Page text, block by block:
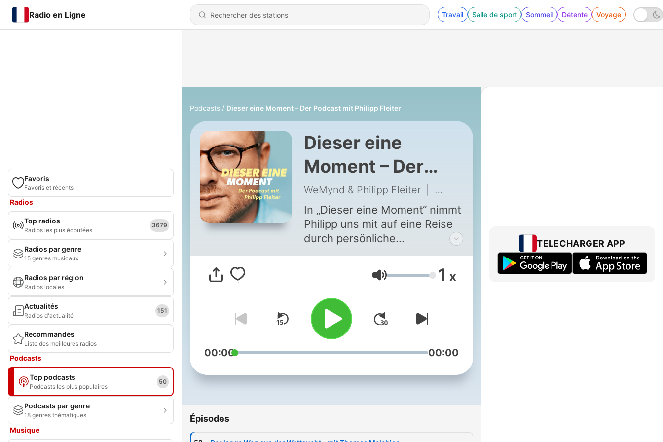
Radio en Ligne Travail Salle de sport Sommeil Détente Voyage
Favoris
Favoris et récents
Radios
Top radios
Radios les plus écoutées
3679
Radios par genre
15 genres musicaux
Radios par région
Radios locales
Actualités
Radios d'actualité
151
Recommandés
Liste des meilleures radios
Podcasts
Top podcasts
Podcasts les plus populaires
50
Podcasts par genre
18 genres thématiques
Musique
Podcasts Dieser eine Moment – Der Podcast mit Philipp Fleiter
Dieser eine
Moment – Der
Podcast mit
Philipp Fleiter
WeMynd & Philipp Fleiter 52 - Der lange Weg aus der Wettsucht - mit
In „Dieser eine Moment“ nimmt
Philipp uns mit auf eine Reise
durch persönliche
Lebensgeschichten, die von
solchen Momenten geprägt
wurden, in denen die Zeit
stillzustehen schien. In jeder
Folge erzählen wechselnde
Gäst*innen, wie dieser
Moment ihr Leben verändert
hat, alles um 180 Grad gedreht
nachwirkt. Die Themen reichen
Neuanfängen, psychischer
Identität bis hin zu
Volume 1 x
00:00 00:00
Épisodes
TELECHARGER APP